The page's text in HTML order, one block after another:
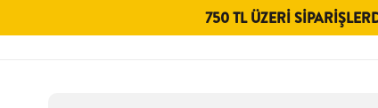
750 TL ÜZERI